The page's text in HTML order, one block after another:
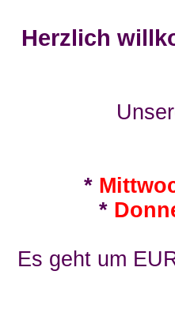
Herzlich
*
*
Es geht um